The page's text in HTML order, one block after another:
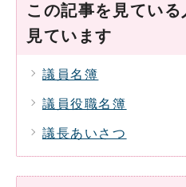
この記事を見てい
見ています
議員名簿
議員役職名簿
議長あいさつ